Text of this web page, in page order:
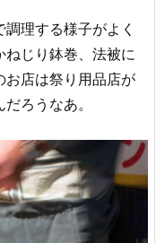
理する様子がよく
ねじり鉢巻、法被に
お店は祭り用品店が
ろうなあ。